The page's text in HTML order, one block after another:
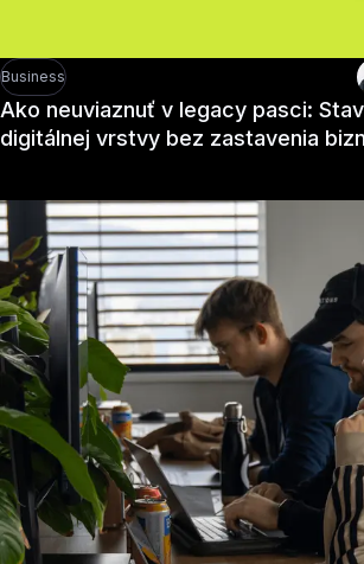
Business
Ako neuviaznuť v legacy pasci:
digitálnej vrstvy bez zastavenia